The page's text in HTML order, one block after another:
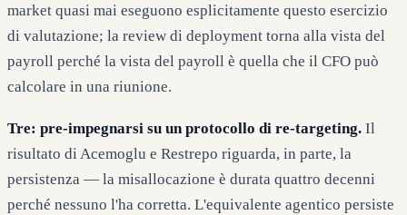
market quasi mai eseguono esplicitamente questo esercizio
di valutazione; la review di deployment torna alla vista del
payroll perché la vista del payroll è quella che il CFO può
calcolare in una riunione.
Tre: pre-impegnarsi su un protocollo di re-targeting. Il
risultato di Acemoglu e Restrepo riguarda, in parte, la
persistenza — la misallocazione è durata quattro decenni
perché nessuno l'ha corretta. L'equivalente agentico persiste